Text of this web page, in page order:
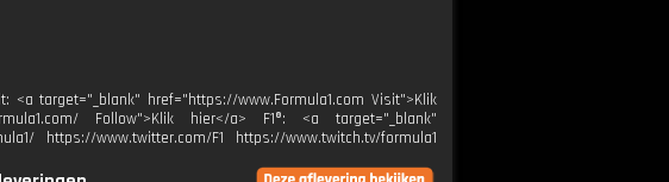
target="_blank" href="https://www.Formula1.com Visit">Klik
Follow">Klik hier</a> F1®: <a target="_blank"
https://www.twitter.com/F1 https://www.twitch.tv/formula1